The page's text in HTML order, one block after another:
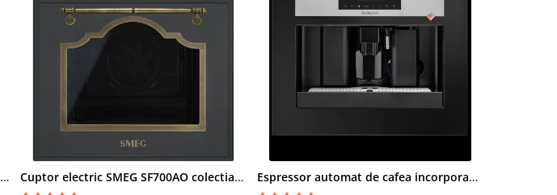
Chiuveta bucatarie granit cu finisaj negru perlat/cupru Steingran Art Copper cu dozator si baterie Quadron Cuptor electric SMEG SF700AO colectia Cortina Espressor automat de cafea incorporabil De Dietrich Platinum